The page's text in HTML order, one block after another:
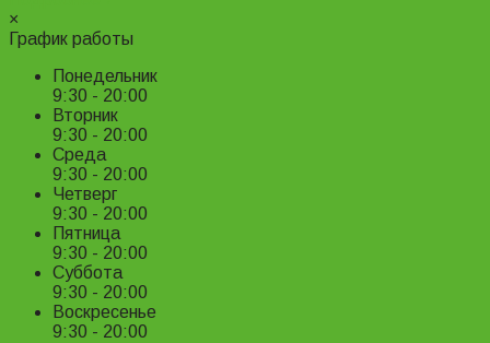
×
График работы
Понедельник
9:30 - 20:00
Вторник
9:30 - 20:00
Среда
9:30 - 20:00
Четверг
9:30 - 20:00
Пятница
9:30 - 20:00
Суббота
9:30 - 20:00
Воскресенье
9:30 - 20:00